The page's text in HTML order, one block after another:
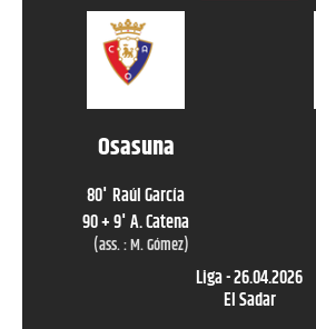
Osasuna
80' Raúl García
90 + 9' A. Catena
(ass. :M. Gómez)
Liga-26.04.2026
El Sadar